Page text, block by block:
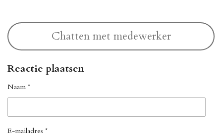
Chatten met medewerker
Reactie plaatsen
Naam *
E-mailadres *